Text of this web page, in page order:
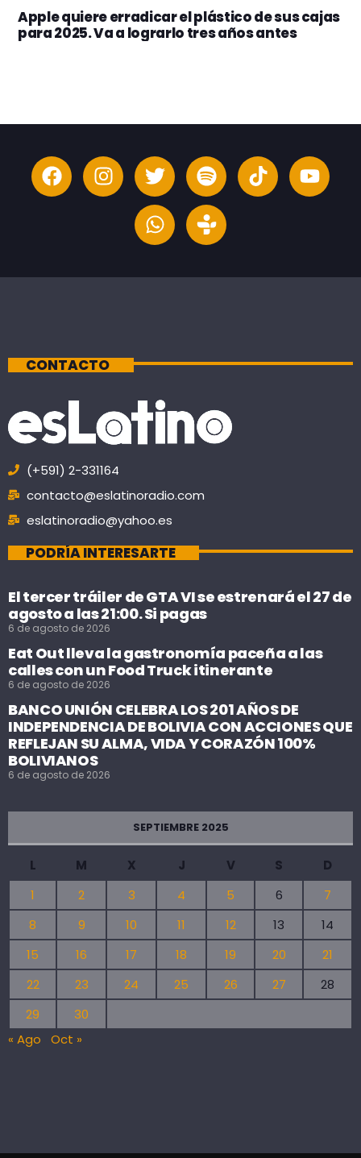
Apple quiere erradicar el plástico de sus cajas
para 2025. Va a lograrlo tres años antes
CONTACTO
(+591) 2-331164
contacto@eslatinoradio.com
eslatinoradio@yahoo.es
PODRÍA INTERESARTE
El tercer tráiler de GTA VI se estrenará el 27 de
agosto a las 21:00. Si pagas
6 de agosto de 2026
Eat Out lleva la gastronomía paceña a las
calles con un Food Truck itinerante
6 de agosto de 2026
BANCO UNIÓN CELEBRA LOS 201 AÑOS DE
INDEPENDENCIA DE BOLIVIA CON ACCIONES QUE
REFLEJAN SU ALMA, VIDA Y CORAZÓN 100%
BOLIVIANOS
6 de agosto de 2026
SEPTIEMBRE 2025
L M X J V S
D
1
2 3 4 5 6
7
8
9 10 11 12 13
14
15
16 17 18 19 20
21
22
23 24 25 26 27
28
29
30
« Ago
Oct »